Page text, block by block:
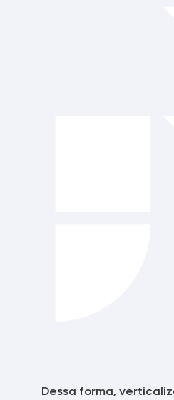
Dessa forma,